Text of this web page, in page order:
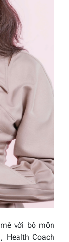
với bộ môn
Health Coach